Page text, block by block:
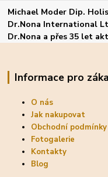
Michael Moder Dip.
Dr.Nona International
Dr.Nona a přes 35 let
Informace pro
O nás
Jak nakupovat
Obchodní podmínky
Fotogalerie
Kontakty
Blog